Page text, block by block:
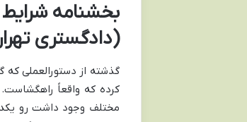
بخشنامه شرایط
(دادگستری تهران، مورخ ۱۴۰۲/۰۳/
مختلف وجود داشت رو